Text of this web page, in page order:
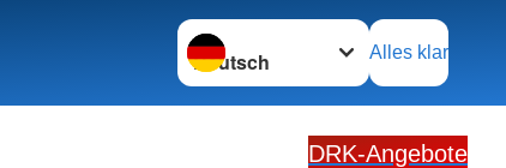
Sprache wechseln zu
Alles klar
DRK-Angebote